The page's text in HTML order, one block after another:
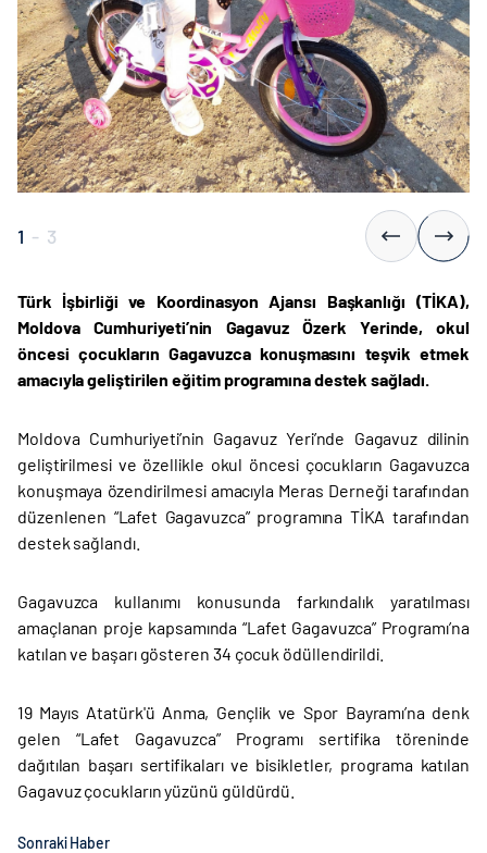
1 - 3
Türk İşbirliği ve Koordinasyon Ajansı Başkanlığı (TİKA),
Moldova Cumhuriyeti’nin Gagavuz Özerk Yerinde, okul
öncesi çocukların Gagavuzca konuşmasını teşvik etmek
amacıyla geliştirilen eğitim programına destek sağladı.
Moldova Cumhuriyeti’nin Gagavuz Yeri’nde Gagavuz dilinin
geliştirilmesi ve özellikle okul öncesi çocukların Gagavuzca
konuşmaya özendirilmesi amacıyla Meras Derneği tarafından
düzenlenen “Lafet Gagavuzca” programına TİKA tarafından
destek sağlandı.
Gagavuzca kullanımı konusunda farkındalık yaratılması
amaçlanan proje kapsamında “Lafet Gagavuzca” Programı’na
katılan ve başarı gösteren 34 çocuk ödüllendirildi.
19 Mayıs Atatürk'ü Anma, Gençlik ve Spor Bayramı’na denk
gelen “Lafet Gagavuzca” Programı sertifika töreninde
dağıtılan başarı sertifikaları ve bisikletler, programa katılan
Gagavuz çocukların yüzünü güldürdü.
Sonraki Haber